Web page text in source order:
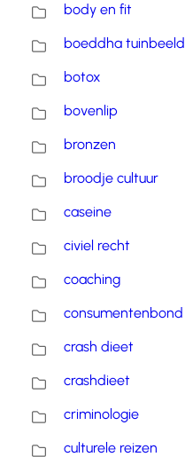
body en fit
boeddha tuinbeeld
botox
bovenlip
bronzen
broodje cultuur
caseine
civiel recht
coaching
consumentenbond
crash dieet
crashdieet
criminologie
culturele reizen